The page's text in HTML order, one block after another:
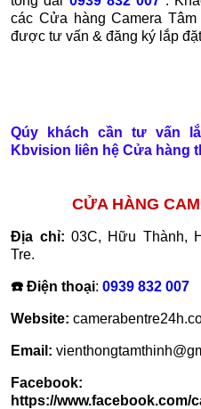
các Cửa hàng Camera
được tư vấn & đăng ký lắp
Qúy khách cần tư vấn
Kbvision liên hệ Cửa hàng
CỬA HÀNG
Địa chỉ: 03C, Hữu Thành,
Tre.
☎️ Điện thoại:0939 832 007
Website:
Email:
Facebook:
https://www.facebook.com/